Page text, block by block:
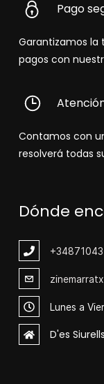
Pago
Garantizamos la
pagos con
Contamos con
resolverá todas
Dónde
+348
Lunes a
D'es